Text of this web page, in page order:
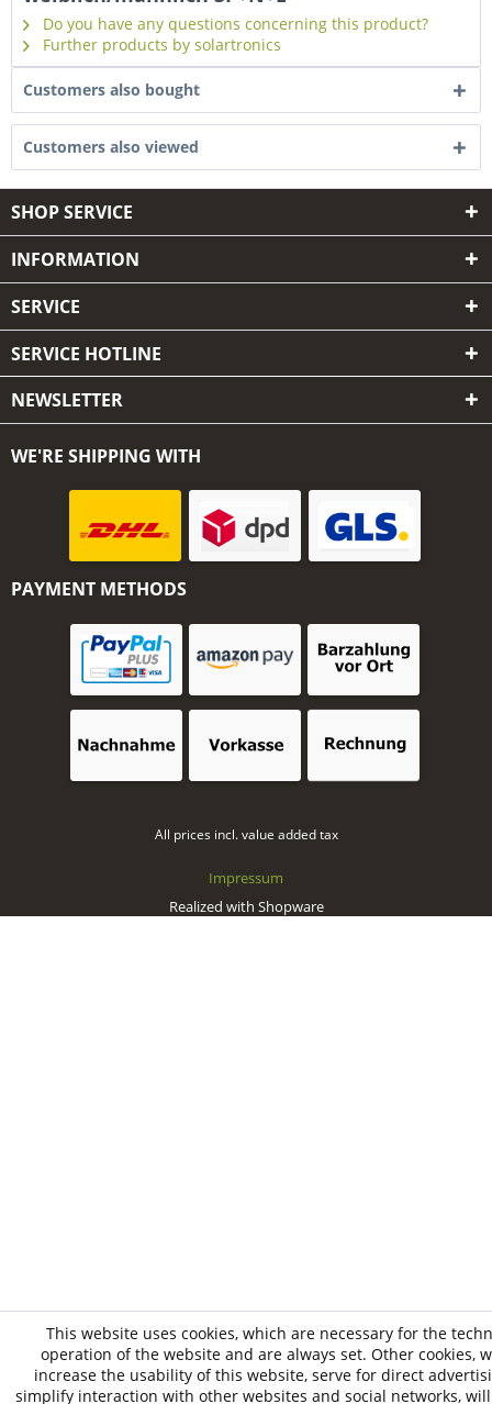
Do you have any questions concerning this product?
Further products by solartronics
Customers also bought
Customers also viewed
SHOP SERVICE
INFORMATION
SERVICE
SERVICE HOTLINE
NEWSLETTER
WE'RE SHIPPING WITH
PAYMENT METHODS
All prices incl. value added tax
Impressum
Realized with Shopware
This website uses cookies, which are necessary for the
operation of the website and are always set. Other cookies,
increase the usability of this website, serve for direct
simplify interaction with other websites and social networks,